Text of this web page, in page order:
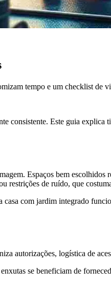
tempo e um checklist de
Este guia explica
Espaços bem escolhidos
restrições de ruído, que
casa com jardim integrado
autorizações, logística de
se beneficiam de